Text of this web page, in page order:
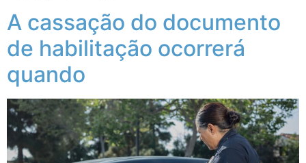
A cassação do documento
de habilitação ocorrerá
quando